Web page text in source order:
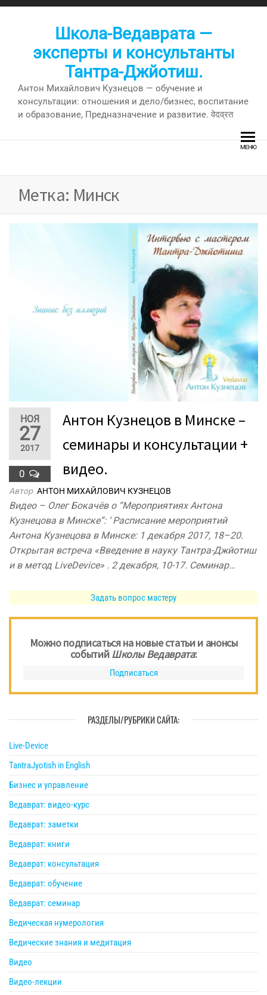
Перейти
Школа-Ведаврата —
эксперты и консультанты
Тантра-Джйотиш.
Антон Михайлович Кузнецов — обучение и
консультации: отношения и дело/бизнес, воспитание
и образование, Предназначение и развитие. वेदव्रत
МЕНЮ
Метка: Минск
НОЯ
27
2017
0
Антон Кузнецов в Минске –
семинары и консультации +
видео.
Автор АНТОН МИХАЙЛОВИЧ КУЗНЕЦОВ
Видео – Олег Бокачёв о “Мероприятиях Антона
Кузнецова в Минске”: ‘ Расписание мероприятий
Антона Кузнецова в Минске: 1 декабря 2017, 18–20.
Открытая встреча «Введение в науку Тантра-Джйотиш
и в метод LiveDevice» . 2 декабря, 10-17. Семинар…
Задать вопрос мастеру
Можно подписаться на новые статьи и анонсы
событий Школы Ведаврата:
Подписаться
РАЗДЕЛЫ/РУБРИКИ САЙТА:
Live-Device
TantraJyotish in English
Бизнес и управление
Ведаврат: видео-курс
Ведаврат: заметки
Ведаврат: книги
Ведаврат: консультация
Ведаврат: обучение
Ведаврат: семинар
Ведическая нумерология
Ведические знания и медитация
Видео
Видео-лекции